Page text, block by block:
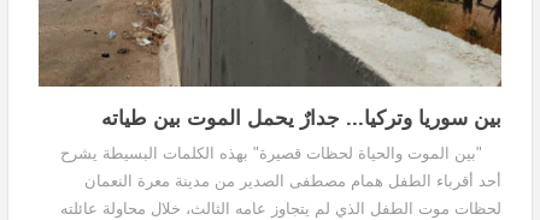
بين سوريا وتركيا... جدارٌ يحمل الموت بين طياته
"بين الموت والحياة لحظات قصيرة" بهذه الكلمات البسيطة يشرح
أحد أقرباء الطفل همام مصطفى الصدير من مدينة معرة النعمان
لحظات موت الطفل الذي لم يتجاوز عامه الثالث، خلال محاولة عائلته